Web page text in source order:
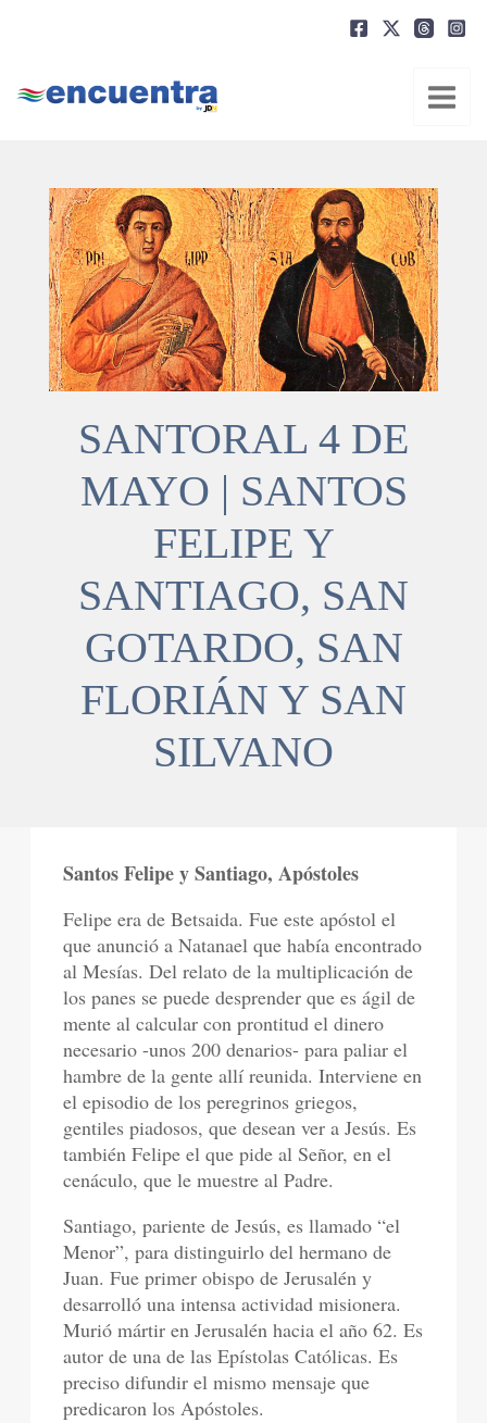
SANTORAL 4 DE
MAYO | SANTOS
FELIPE Y
SANTIAGO, SAN
GOTARDO, SAN
FLORIÁN Y SAN
SILVANO
Santos Felipe y Santiago, Apóstoles
Felipe era de Betsaida. Fue este apóstol el
que anunció a Natanael que había encontrado
al Mesías. Del relato de la multiplicación de
los panes se puede desprender que es ágil de
mente al calcular con prontitud el dinero
necesario -unos 200 denarios- para paliar el
hambre de la gente allí reunida. Interviene en
el episodio de los peregrinos griegos,
gentiles piadosos, que desean ver a Jesús. Es
también Felipe el que pide al Señor, en el
cenáculo, que le muestre al Padre.
Santiago, pariente de Jesús, es llamado “el
Menor”, para distinguirlo del hermano de
Juan. Fue primer obispo de Jerusalén y
desarrolló una intensa actividad misionera.
Murió mártir en Jerusalén hacia el año 62. Es
autor de una de las Epístolas Católicas. Es
preciso difundir el mismo mensaje que
predicaron los Apóstoles.